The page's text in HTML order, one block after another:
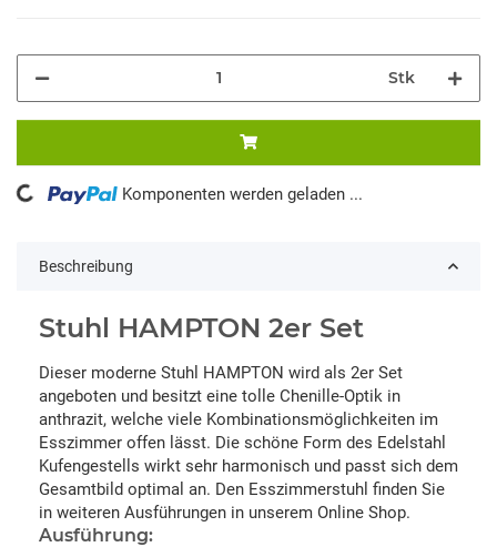
Stk
Komponenten werden geladen ...
Beschreibung
Stuhl HAMPTON 2er Set
Dieser moderne Stuhl HAMPTON wird als 2er Set
angeboten und besitzt eine tolle Chenille-Optik in
anthrazit, welche viele Kombinationsmöglichkeiten im
Esszimmer offen lässt. Die schöne Form des Edelstahl
Kufengestells wirkt sehr harmonisch und passt sich dem
Gesamtbild optimal an. Den Esszimmerstuhl finden Sie
in weiteren Ausführungen in unserem Online Shop.
Ausführung: